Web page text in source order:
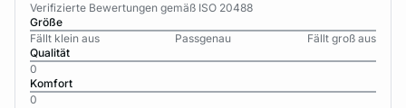
Verifizierte Bewertungen gemäß ISO 20488
Größe
Fällt klein aus
Passgenau
Fällt groß aus
Qualität
0
Komfort
0